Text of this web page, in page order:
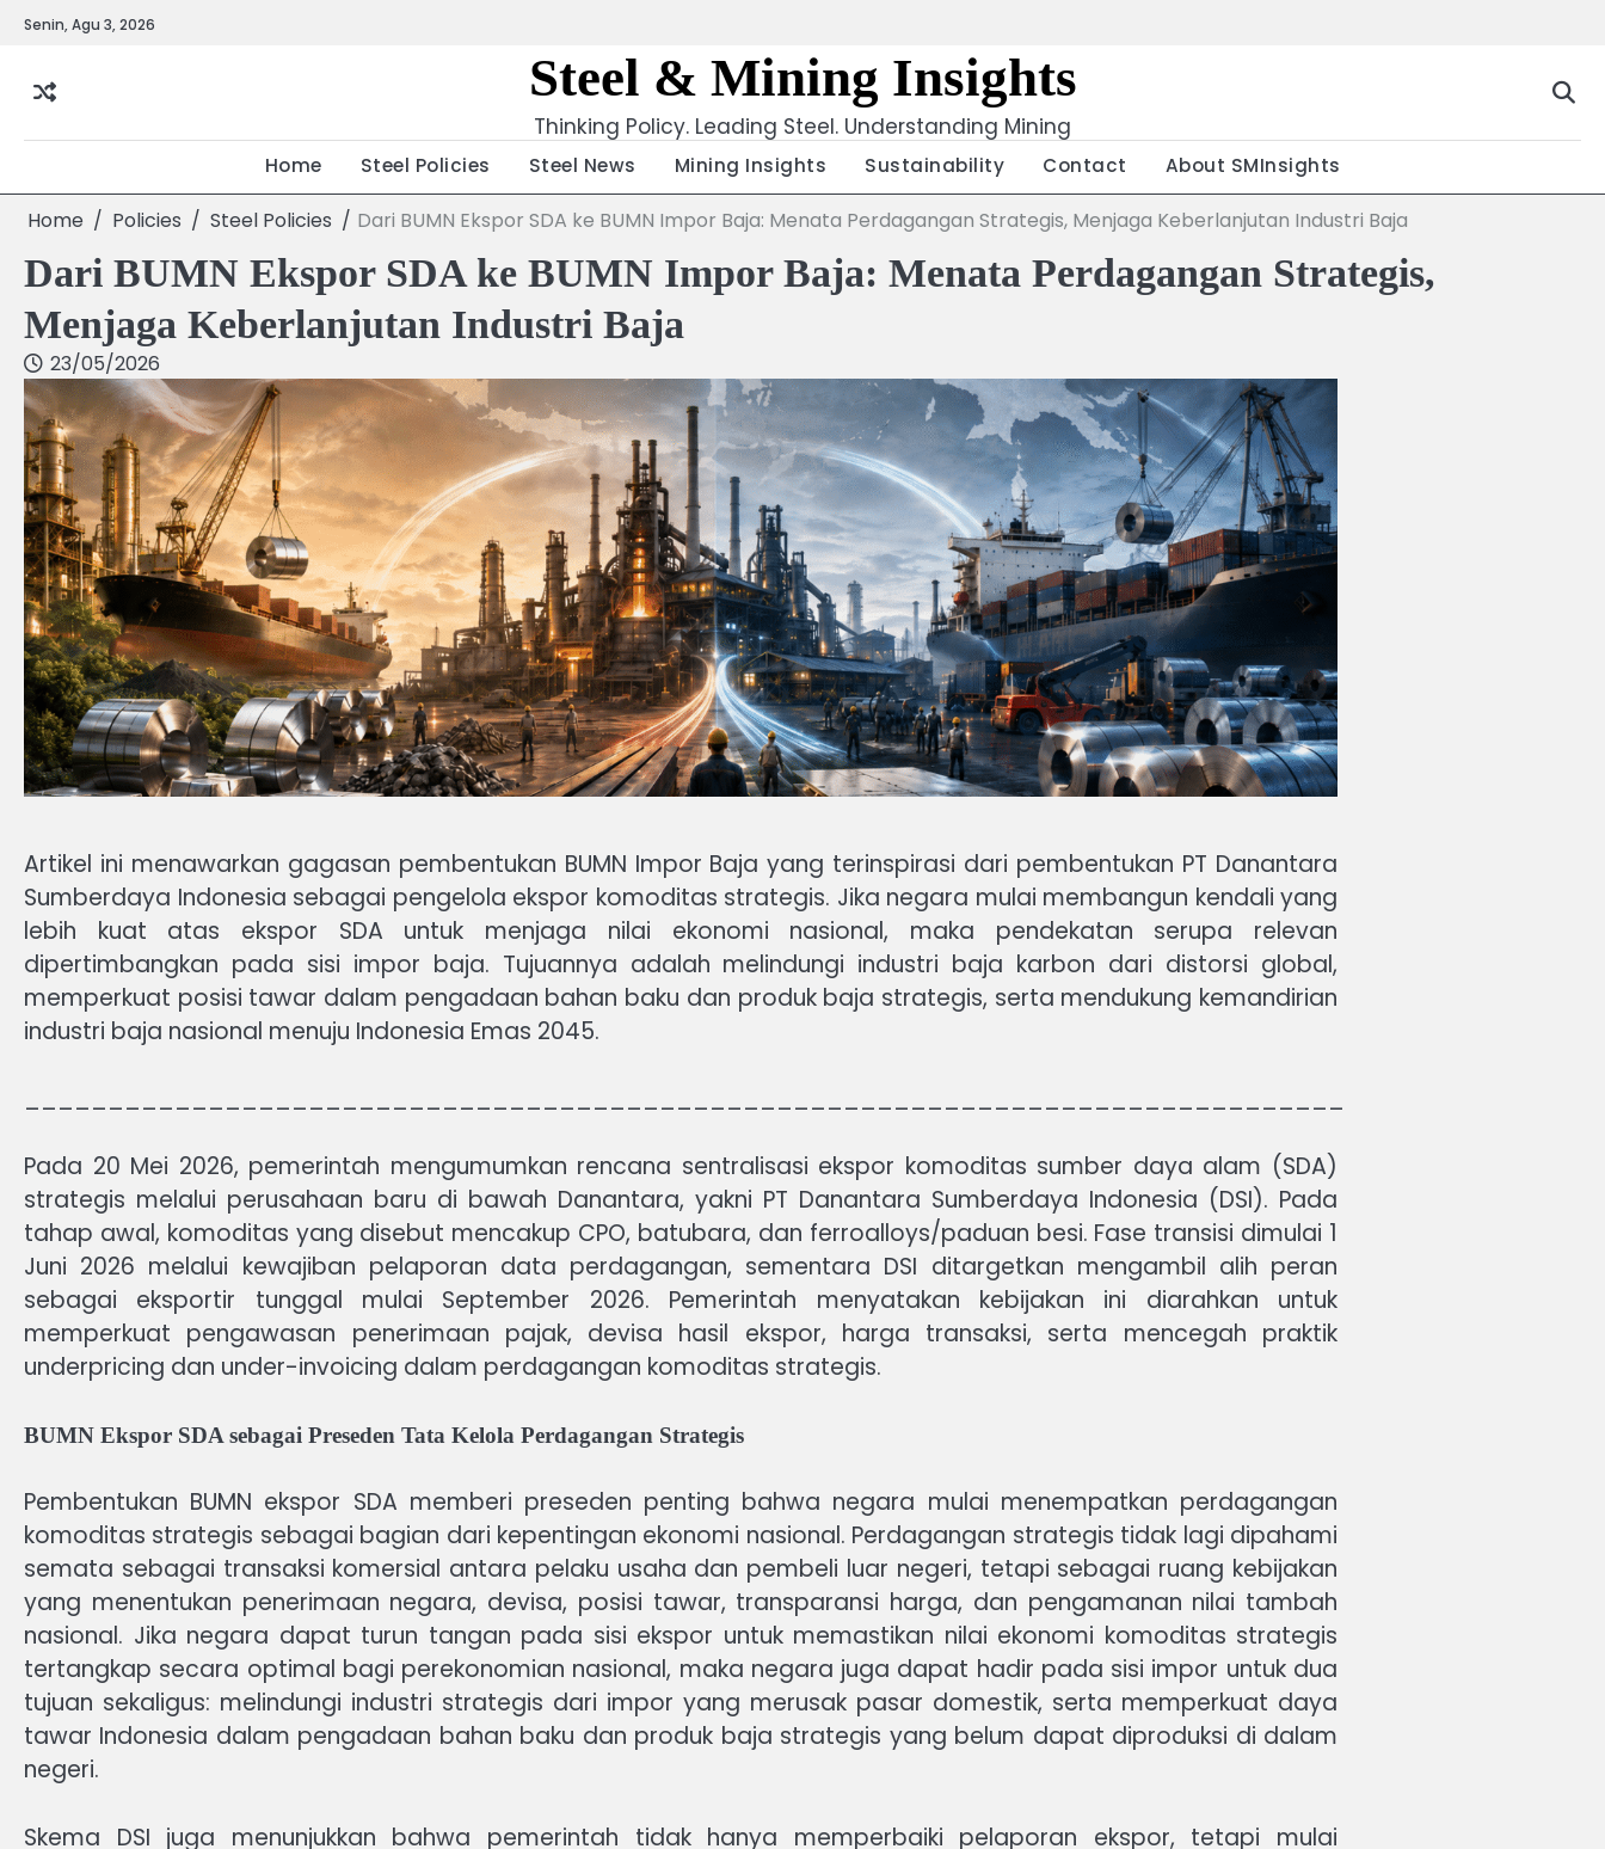
SkipSenin, Agu 3, 2026
Steel & Mining Insights
Thinking Policy. Leading Steel. Understanding Mining
Home Steel Policies Steel News Mining Insights Sustainability Contact About SMInsights
Home Policies Steel Policies Dari BUMN Ekspor SDA ke BUMN Impor Baja: Menata Perdagangan Strategis, Menjaga Keberlanjutan Industri Baja
Dari BUMN Ekspor SDA ke BUMN Impor Baja: Menata Perdagangan Strategis,
Menjaga Keberlanjutan Industri Baja
23/05/2026
Artikel ini menawarkan gagasan pembentukan BUMN Impor Baja yang terinspirasi dari pembentukan PT Danantara
Sumberdaya Indonesia sebagai pengelola ekspor komoditas strategis. Jika negara mulai membangun kendali yang
lebih kuat atas ekspor SDA untuk menjaga nilai ekonomi nasional, maka pendekatan serupa relevan
dipertimbangkan pada sisi impor baja. Tujuannya adalah melindungi industri baja karbon dari distorsi global,
memperkuat posisi tawar dalam pengadaan bahan baku dan produk baja strategis, serta mendukung kemandirian
industri baja nasional menuju Indonesia Emas 2045.
_______________________________________________________________________________
Pada 20 Mei 2026, pemerintah mengumumkan rencana sentralisasi ekspor komoditas sumber daya alam (SDA)
strategis melalui perusahaan baru di bawah Danantara, yakni PT Danantara Sumberdaya Indonesia (DSI). Pada
tahap awal, komoditas yang disebut mencakup CPO, batubara, dan ferroalloys/paduan besi. Fase transisi dimulai 1
Juni 2026 melalui kewajiban pelaporan data perdagangan, sementara DSI ditargetkan mengambil alih peran
sebagai eksportir tunggal mulai September 2026. Pemerintah menyatakan kebijakan ini diarahkan untuk
memperkuat pengawasan penerimaan pajak, devisa hasil ekspor, harga transaksi, serta mencegah praktik
underpricing dan under-invoicing dalam perdagangan komoditas strategis.
BUMN Ekspor SDA sebagai Preseden Tata Kelola Perdagangan Strategis
Pembentukan BUMN ekspor SDA memberi preseden penting bahwa negara mulai menempatkan perdagangan
komoditas strategis sebagai bagian dari kepentingan ekonomi nasional. Perdagangan strategis tidak lagi dipahami
semata sebagai transaksi komersial antara pelaku usaha dan pembeli luar negeri, tetapi sebagai ruang kebijakan
yang menentukan penerimaan negara, devisa, posisi tawar, transparansi harga, dan pengamanan nilai tambah
nasional. Jika negara dapat turun tangan pada sisi ekspor untuk memastikan nilai ekonomi komoditas strategis
tertangkap secara optimal bagi perekonomian nasional, maka negara juga dapat hadir pada sisi impor untuk dua
tujuan sekaligus: melindungi industri strategis dari impor yang merusak pasar domestik, serta memperkuat daya
tawar Indonesia dalam pengadaan bahan baku dan produk baja strategis yang belum dapat diproduksi di dalam
negeri.
Skema DSI juga menunjukkan bahwa pemerintah tidak hanya memperbaiki pelaporan ekspor, tetapi mulai